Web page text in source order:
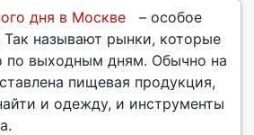
дня в Москве
– особое
Так называют рынки, которые
по выходным дням. Обычно на
пищевая продукция,
и одежду, и инструменты